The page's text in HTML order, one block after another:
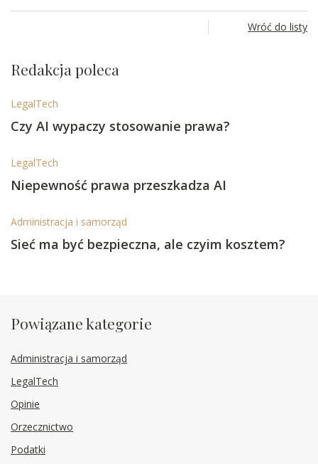
Wróć do listy
Redakcja poleca
LegalTech
Czy AI wypaczy stosowanie prawa?
LegalTech
Niepewność prawa przeszkadza AI
Administracja i samorząd
Sieć ma być bezpieczna, ale czyim kosztem?
Powiązane kategorie
Administracja i samorząd
LegalTech
Opinie
Orzecznictwo
Podatki